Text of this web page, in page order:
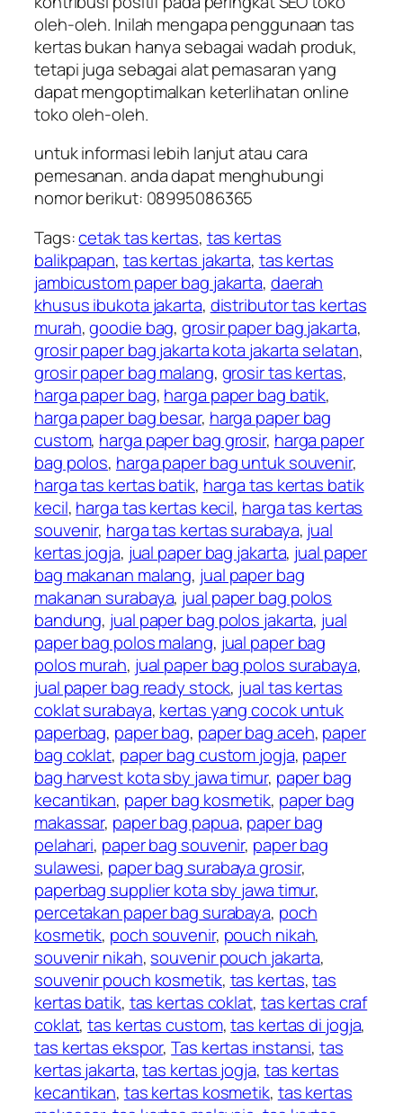
oleh-oleh. Inilah mengapa penggunaan tas
kertas bukan hanya sebagai wadah produk,
tetapi juga sebagai alat pemasaran yang
dapat mengoptimalkan keterlihatan online
toko oleh-oleh.
untuk informasi lebih lanjut atau cara
pemesanan. anda dapat menghubungi
nomor berikut: 08995086365
Tags:cetak tas kertas, tas kertas
balikpapan, tas kertas jakarta, tas kertas
jambicustom paper bag jakarta, daerah
khusus ibukota jakarta, distributor tas kertas
murah,goodie bag,grosir paper bag jakarta,
grosir paper bag jakarta kota jakarta selatan,
grosir paper bag malang, grosir tas kertas,
harga paper bag, harga paper bag batik,
harga paper bag besar, harga paper bag
custom, harga paper bag grosir, harga paper
bag polos, harga paper bag untuk souvenir,
harga tas kertas batik, harga tas kertas batik
kecil, harga tas kertas kecil, harga tas kertas
souvenir, harga tas kertas surabaya, jual
kertas jogja, jual paper bag jakarta, jual paper
bag makanan malang, jual paper bag
makanan surabaya, jual paper bag polos
bandung, jual paper bag polos jakarta, jual
paper bag polos malang, jual paper bag
polos murah, jual paper bag polos surabaya,
jual paper bag ready stock, jual tas kertas
coklat surabaya, kertas yang cocok untuk
paperbag, paper bag, paper bag aceh, paper
bag coklat, paper bag custom jogja, paper
bag harvest kota sby jawa timur, paper bag
kecantikan, paper bag kosmetik, paper bag
makassar, paper bag papua, paper bag
pelahari, paper bag souvenir, paper bag
sulawesi, paper bag surabaya grosir,
paperbag supplier kota sby jawa timur,
percetakan paper bag surabaya, poch
kosmetik, poch souvenir, pouch nikah,
souvenir nikah, souvenir pouch jakarta,
souvenir pouch kosmetik, tas kertas,tas
kertas batik, tas kertas coklat, tas kertas craf
coklat,tas kertas custom,tas kertas di jogja,
tas kertas ekspor,Tas kertas instansi,tas
kertas jakarta,tas kertas jogja, tas kertas
kecantikan, tas kertas kosmetik, tas kertas